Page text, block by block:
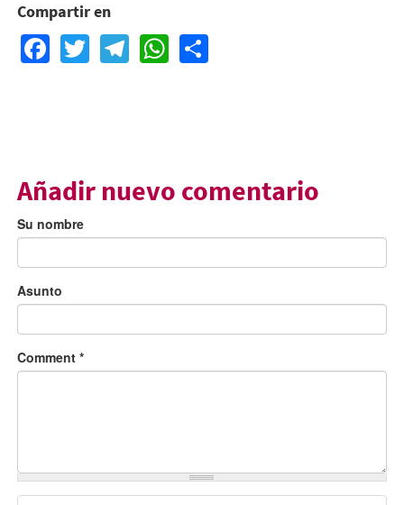
Compartir en
Facebook
TwitterTelegram
WhatsApp
Share
Añadir nuevo comentario
Su nombre
Asunto
Comment *